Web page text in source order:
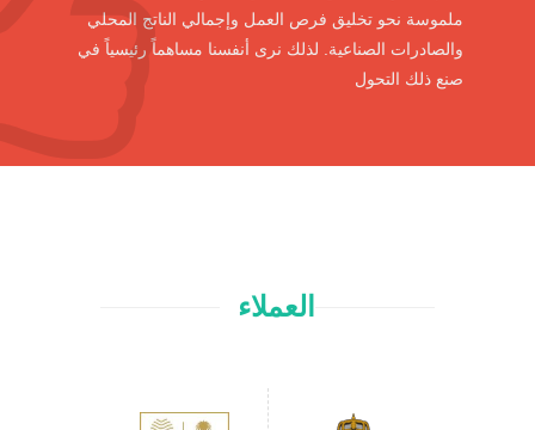
ملموسة نحو تخليق فرص العمل وإجمالي الناتج المحلي
والصادرات الصناعية. لذلك نرى أنفسنا مساهماً رئيسياً في
صنع ذلك التحول
العملاء